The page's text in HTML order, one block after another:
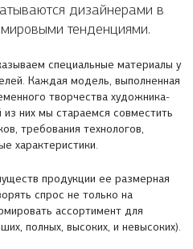
дизайнерами в
тенденциями.
специальные материалы у
Каждая модель, выполненная
творчества художника-
них мы стараемся совместить
требования технологов,
характеристики.
продукции ее размерная
спрос не только на
ассортимент для
полных, высоких, и невысоких).